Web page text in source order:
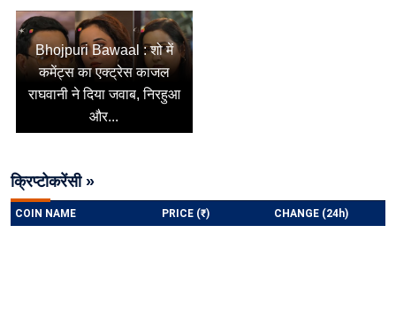
Bhojpuri Bawaal : शो में
कमेंट्स का एक्ट्रेस काजल
राघवानी ने दिया जवाब, निरहुआ
और...
क्रिप्टोकरेंसी »